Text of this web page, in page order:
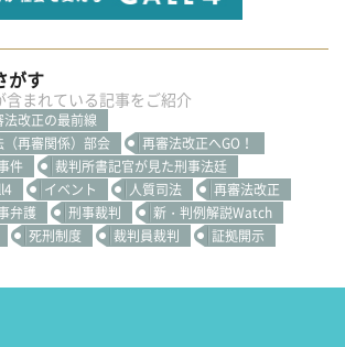
がす
含まれている記事をご紹介
改正の最前線
再審関係）部会
再審法改正へGO！
件
裁判所書記官が見た刑事法廷
イベント 人質司法
再審法改正
弁護 刑事裁判
新・判例解説Watch
死刑制度 裁判員裁判 証拠開示